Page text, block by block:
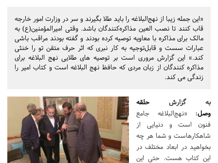
«این جمله زیبا از نهج‌البلاغه را باید طلا بگیرند و سر در وزارت امور خارجه
قاب کنند تا نصب العین مذاکره‌کنندگان باشد. وقتی امیرالمؤمنین(ع) به
مالک برای مذاکره با معاویه توصیه کرده بودند و گفته بودند مراقب باشی
عبارات سست و قابل‌توجیه به کار نبری که اثر حرف متقن تو را خنثی
کند.» این گزارش مروری است بر توصیه های طلایی نهج البلاغه برای
مذاکره کنندگان از زبان مردی که حافظ نهج البلاغه است و کتاب امیر را
زندگی می کند.
به گزارش حلقه
وصل: «نهج‌البلاغه جامع
فنون است و دنیایی از
شاهکارهاست و شما هر چه
بخواهید در ابعاد مختلف در
این کتاب هست. حتی این